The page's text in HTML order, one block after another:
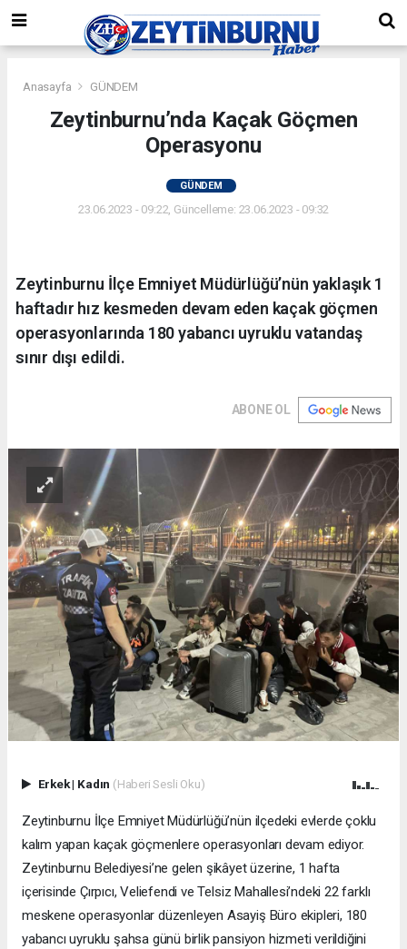
Anasayfa GÜNDEM
Zeytinburnu’nda Kaçak Göçmen
Operasyonu
GÜNDEM
23.06.2023 - 09:22, Güncelleme: 23.06.2023 - 09:32
Zeytinburnu İlçe Emniyet Müdürlüğü’nün yaklaşık 1
haftadır hız kesmeden devam eden kaçak göçmen
operasyonlarında 180 yabancı uyruklu vatandaş
sınır dışı edildi.
ABONE OL
Erkek| Kadın (Haberi Sesli Oku)
Zeytinburnu İlçe Emniyet Müdürlüğü’nün ilçedeki evlerde çoklu
kalım yapan kaçak göçmenlere operasyonları devam ediyor.
Zeytinburnu Belediyesi’ne gelen şikâyet üzerine, 1 hafta
içerisinde Çırpıcı, Veliefendi ve Telsiz Mahallesi’ndeki 22 farklı
meskene operasyonlar düzenleyen Asayiş Büro ekipleri, 180
yabancı uyruklu şahsa günü birlik pansiyon hizmeti verildiğini